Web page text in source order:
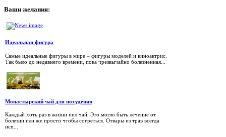
Ваши желания:
Идеальная фигура
Самые идеальные фигуры в мире – фигуры моделей и киноактрис.
Так было до недавнего времени, пока чрезвычайно болезненная...
Монастырский чай для похудения
Каждый хоть раз в жизни пил чай. Это могло быть лечение от
болезни или же просто чтобы согреться. Отвары из трав всегда
исп...